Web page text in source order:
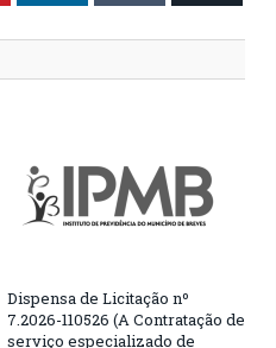
Dispensa de Licitação nº
7.2026-110526 (A Contratação de
serviço especializado de